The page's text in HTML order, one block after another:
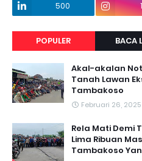
500
POPULER BACA
Akal-akalan
Tanah Lawan
Tambakoso
Februari 26, 2025
Rela Mati Demi
Lima Ribuan
Tambakoso